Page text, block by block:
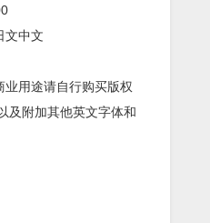
文中文
用途请自行购买版权
及附加其他英文字体和